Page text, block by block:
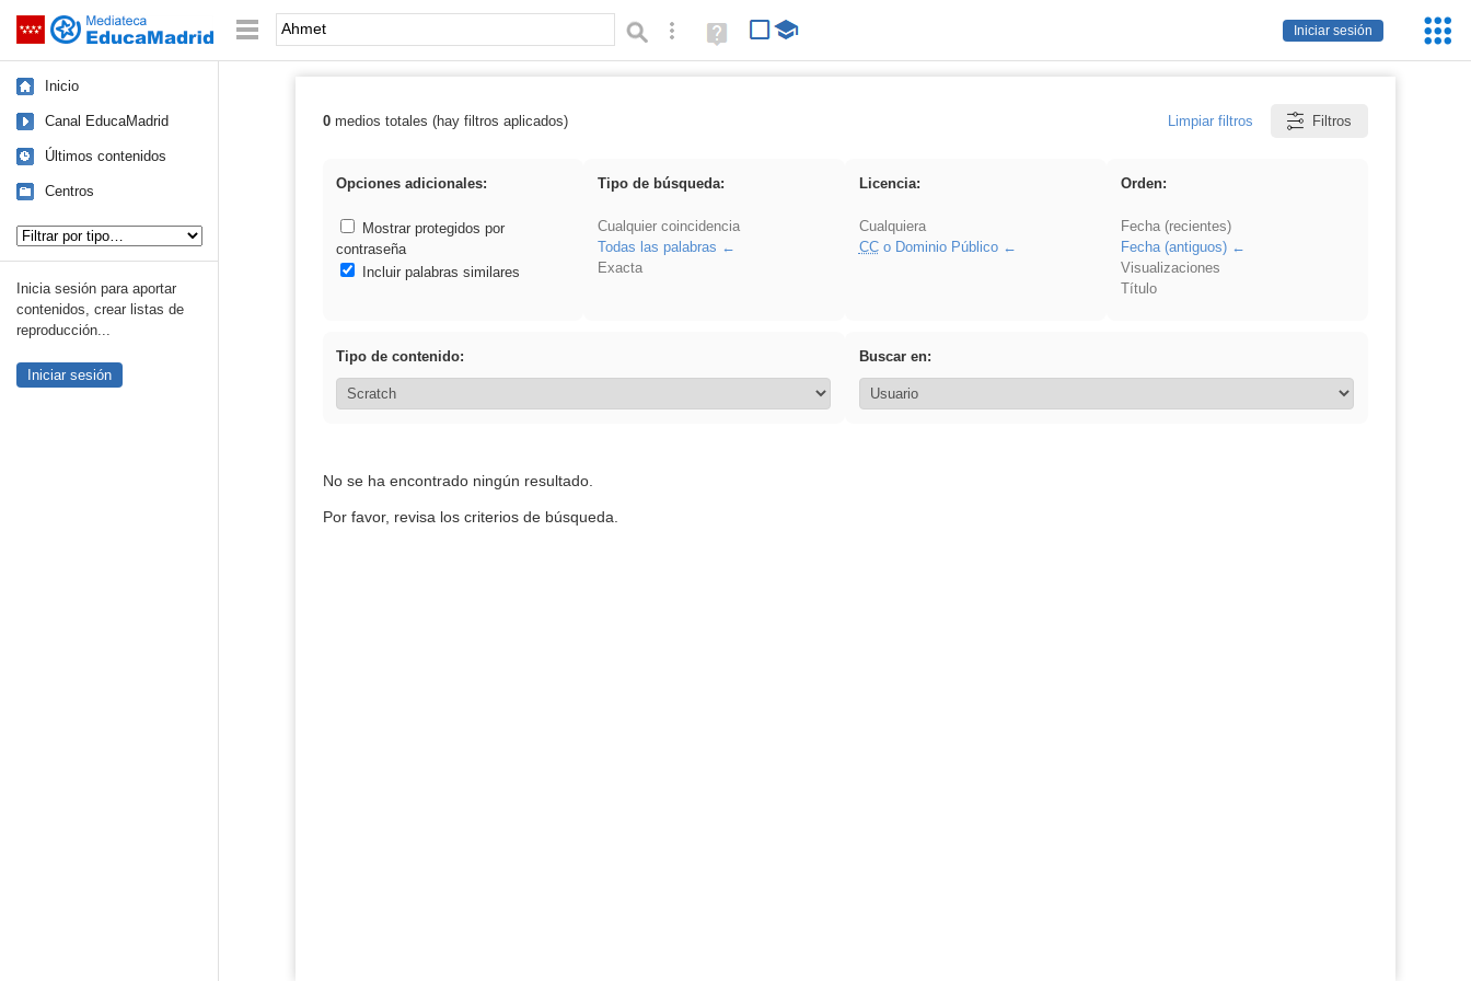
Saltar navegación
Iniciar sesión
Palabra o frase: Búsqueda avanzada
Ayuda
(en
Inicio
Canal EducaMadrid
Últimos contenidos
Centros
Inicia sesión para aportar
contenidos, crear listas de
reproducción...
Iniciar sesión
Resultados de: Ahmet
0medios totales (hay filtros aplicados) Limpiar filtros Filtros
Opciones adicionales:
Mostrar protegidos por
contraseña
Incluir palabras similares
Tipo de búsqueda:
Cualquier coincidencia
Todas las palabras
Exacta
Licencia:
Cualquiera
CCo Dominio Público
Orden:
Fecha (recientes)
Fecha (antiguos)
Visualizaciones
Título
Tipo de contenido: Buscar en:
No se ha encontrado ningún resultado.
Por favor, revisa los criterios de búsqueda.